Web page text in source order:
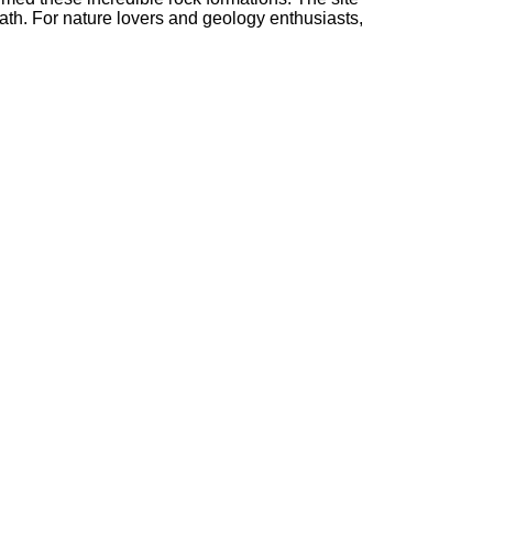
For nature lovers and geology enthusiasts,